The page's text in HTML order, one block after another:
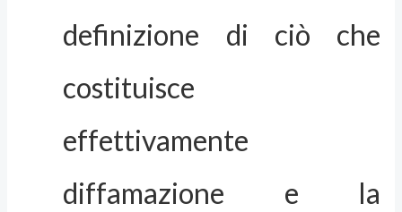
definizione di ciò che
costituisce
effettivamente
diffamazione e la